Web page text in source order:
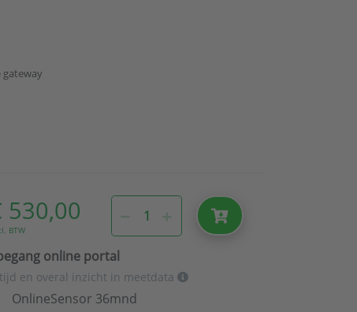
530,00
BTW
online portal
en overal inzicht in meetdata
OnlineSensor 36mnd